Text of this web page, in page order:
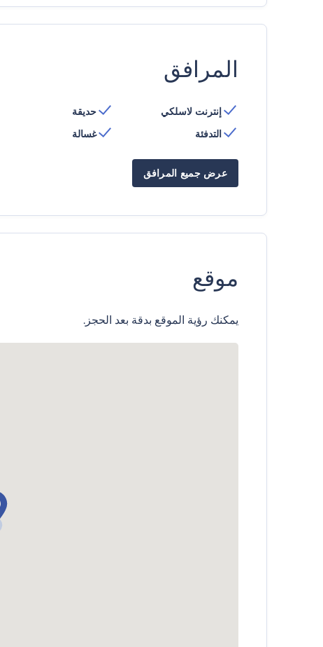
المرافق
إنترنت لاسلكي
التدفئة
حديقة
غسالة
عرض جميع المرافق
موقع
يمكنك رؤية الموقع بدقة بعد الحجز.